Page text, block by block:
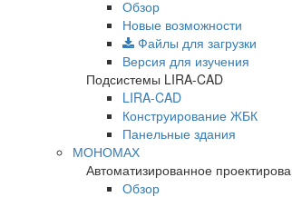
Обзор
Новые возможности
Файлы для загрузки
Версия для изучения
Подсистемы LIRA-CAD
LIRA-CAD
Конструирование ЖБК
Панельные здания
МОНОМАХ
Автоматизированное
Обзор